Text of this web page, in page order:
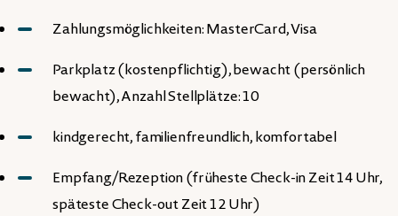
Zahlungsmöglichkeiten: MasterCard, Visa
Parkplatz (kostenpflichtig), bewacht (persönlich
bewacht), Anzahl Stellplätze: 10
kindgerecht, familienfreundlich, komfortabel
Empfang/Rezeption (früheste Check-in Zeit 14 Uhr,
späteste Check-out Zeit 12 Uhr)